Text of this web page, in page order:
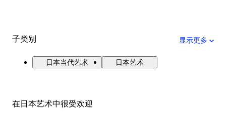
子类别 显示更多
日本当代艺术 日本艺术
在日本艺术中很受欢迎